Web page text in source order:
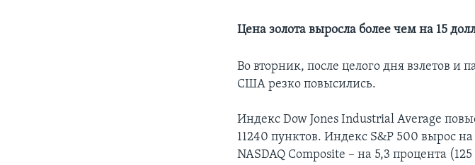
Цена золота выросла более чем на 15
Во вторник, после целого дня взлетов
США резко повысились.
Индекс Dow Jones Industrial Average
11240 пунктов. Индекс S&P 500 вырос на
NASDAQ Composite – на 5,3 процента